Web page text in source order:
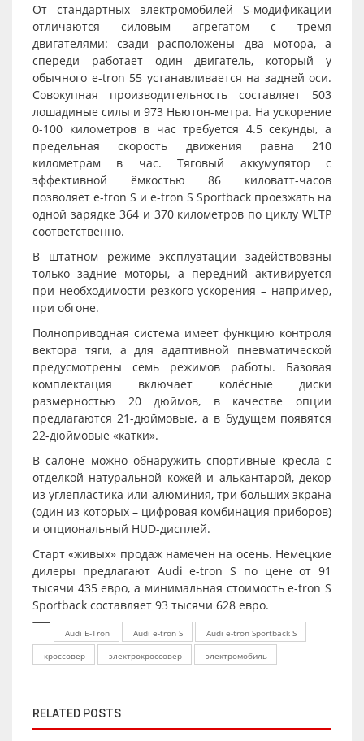
От стандартных электромобилей S-модификации
отличаются силовым агрегатом с тремя
двигателями: сзади расположены два мотора, а
спереди работает один двигатель, который у
обычного e-tron 55 устанавливается на задней оси.
Совокупная производительность составляет 503
лошадиные силы и 973 Ньютон-метра. На ускорение
0-100 километров в час требуется 4.5 секунды, а
предельная скорость движения равна 210
километрам в час. Тяговый аккумулятор с
эффективной ёмкостью 86 киловатт-часов
позволяет e-tron S и e-tron S Sportback проезжать на
одной зарядке 364 и 370 километров по циклу WLTP
соответственно.
В штатном режиме эксплуатации задействованы
только задние моторы, а передний активируется
при необходимости резкого ускорения – например,
при обгоне.
Полноприводная система имеет функцию контроля
вектора тяги, а для адаптивной пневматической
предусмотрены семь режимов работы. Базовая
комплектация включает колёсные диски
размерностью 20 дюймов, в качестве опции
предлагаются 21-дюймовые, а в будущем появятся
22-дюймовые «катки».
В салоне можно обнаружить спортивные кресла с
отделкой натуральной кожей и алькантарой, декор
из углепластика или алюминия, три больших экрана
(один из которых – цифровая комбинация приборов)
и опциональный HUD-дисплей.
Старт «живых» продаж намечен на осень. Немецкие
дилеры предлагают Audi e-tron S по цене от 91
тысячи 435 евро, а минимальная стоимость e-tron S
Sportback составляет 93 тысячи 628 евро.
Audi E-Tron Audi e-tron S
Audi e-tron Sportback S
кроссовер
электрокроссовер электромобиль
RELATED POSTS